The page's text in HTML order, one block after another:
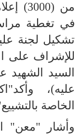
من
في تغطية
تشكيل لجنة
للإشراف على
السيد الشهيد
عليه)،
الخاصة
وأشار "معن"